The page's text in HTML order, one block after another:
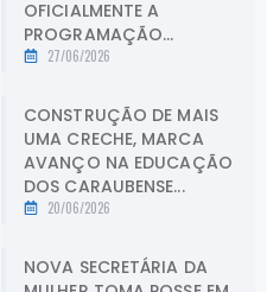
OFICIALMENTE A
PROGRAMAÇÃO...
27/06/2026
CONSTRUÇÃO DE MAIS
UMA CRECHE, MARCA
AVANÇO NA EDUCAÇÃO
DOS CARAUBENSE...
20/06/2026
NOVA SECRETÁRIA DA